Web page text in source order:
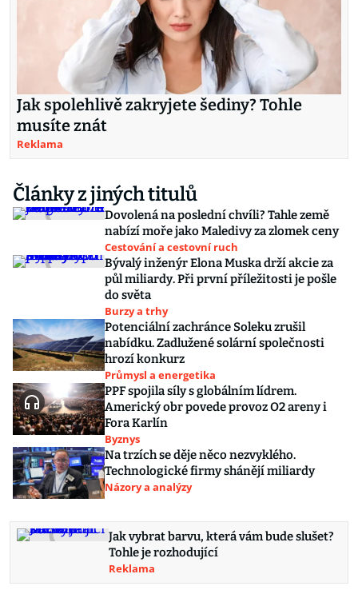
Jak spolehlivě zakryjete šediny? Tohle
musíte znát
Reklama
Články z jiných titulů
Dovolená na poslední chvíli? Tahle země
nabízí moře jako Maledivy za zlomek ceny
Cestování a cestovní ruch
Bývalý inženýr Elona Muska drží akcie za
půl miliardy. Při první příležitosti je pošle
do světa
Burzy a trhy
Potenciální zachránce Soleku zrušil
nabídku. Zadlužené solární společnosti
hrozí konkurz
Průmysl a energetika
PPF spojila síly s globálním lídrem.
Americký obr povede provoz O2 areny i
Fora Karlín
Byznys
Na trzích se děje něco nezvyklého.
Technologické firmy shánějí miliardy
Názory a analýzy
Jak vybrat barvu, která vám bude slušet?
Tohle je rozhodující
Reklama